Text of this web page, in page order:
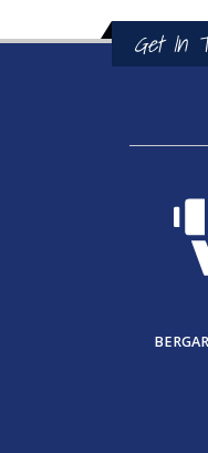
Get In